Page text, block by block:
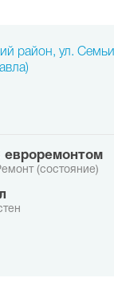
район, ул. Семьи
с евроремонтом
(состояние)